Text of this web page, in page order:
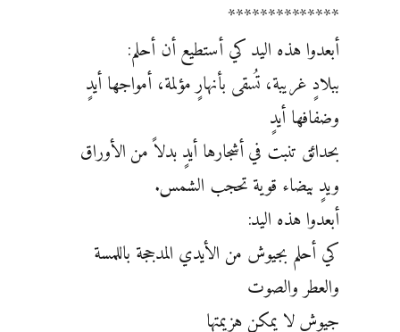
**************
أبعدوا هذه اليد كي أستطيع أن أحلم:
ببلادٍ غريبة، تُسقى بأنهارٍ مؤلمة، أمواجها أيدٍ
وضفافها أيدٍ
بحدائق تنبت في أشجارها أيدٍ بدلاً من الأوراق
ويدٍ بيضاء قوية تحجب الشمس.
أبعدوا هذه اليد:
كي أحلم بجيوش من الأيدي المدججة باللمسة
والعطر والصوت
جيوش لا يمكن هزيمتها